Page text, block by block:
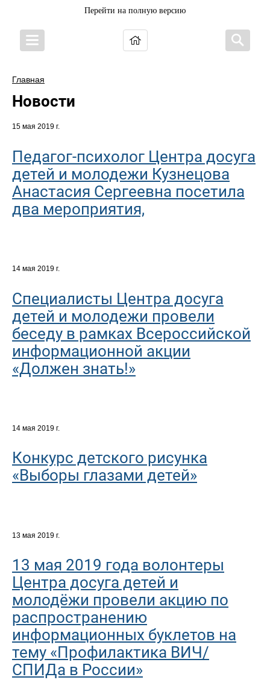
Перейти на полную версию
Главная
Новости
15 мая 2019 г.
Педагог-психолог Центра досуга
детей и молодежи Кузнецова
Анастасия Сергеевна посетила
два мероприятия,
14 мая 2019 г.
Специалисты Центра досуга
детей и молодежи провели
беседу в рамках Всероссийской
информационной акции
«Должен знать!»
14 мая 2019 г.
Конкурс детского рисунка
«Выборы глазами детей»
13 мая 2019 г.
13 мая 2019 года волонтеры
Центра досуга детей и
молодёжи провели акцию по
распространению
информационных буклетов на
тему «Профилактика ВИЧ/
СПИДа в России»